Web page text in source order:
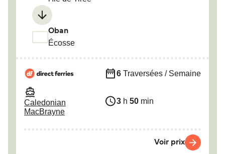
Oban
Écosse
Caledonian
MacBrayne
6 Traversées / Semaine
3 h 50 min
Voir prix